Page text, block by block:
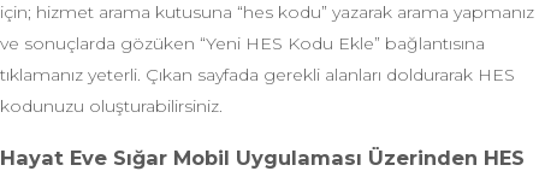
için; hizmet arama kutusuna “hes kodu” yazarak arama yapmanız
ve sonuçlarda gözüken “Yeni HES Kodu Ekle” bağlantısına
tıklamanız yeterli. Çıkan sayfada gerekli alanları doldurarak HES
kodunuzu oluşturabilirsiniz.
Hayat Eve Sığar Mobil Uygulaması Üzerinden HES